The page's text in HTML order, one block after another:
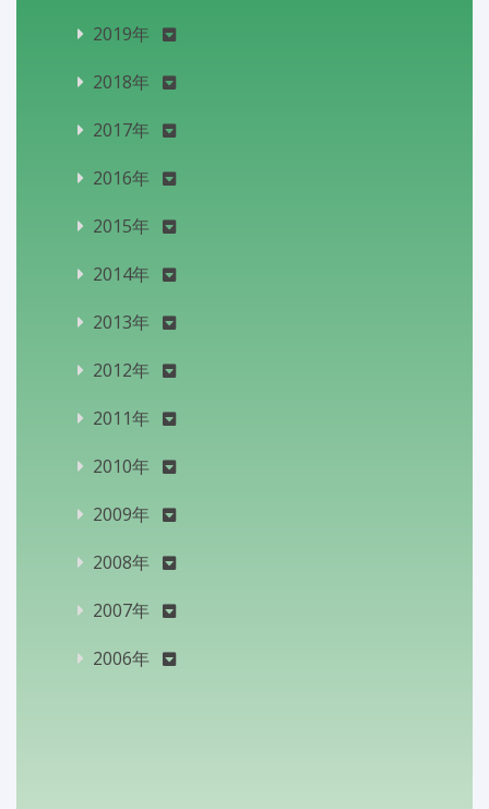
2019年
2018年
2017年
2016年
2015年
2014年
2013年
2012年
2011年
2010年
2009年
2008年
2007年
2006年